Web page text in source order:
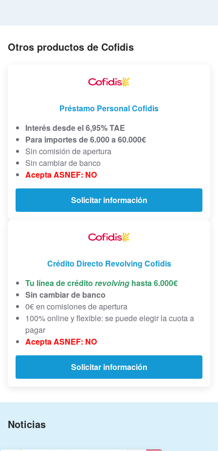
Otros productos de Cofidis
Préstamo Personal Cofidis
Interés desde el 6,95% TAE
Para importes de 6.000 a 60.000€
Sin comisión de apertura
Sin cambiar de banco
Acepta ASNEF: NO
Solicitar información
Crédito Directo Revolving Cofidis
Tu línea de crédito revolving hasta 6.000€
Sin cambiar de banco
0€ en comisiones de apertura
100% online y flexible: se puede elegir la cuota a
pagar
Acepta ASNEF: NO
Solicitar información
Noticias